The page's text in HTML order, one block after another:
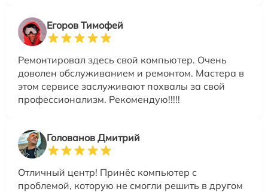
Егоров Тимофей
Ремонтировал здесь свой компьютер. Очень
доволен обслуживанием и ремонтом. Мастера в
этом сервисе заслуживают похвалы за свой
профессионализм. Рекомендую!!!!!
Голованов Дмитрий
Отличный центр! Принёс компьютер с
проблемой, которую не смогли решить в другом